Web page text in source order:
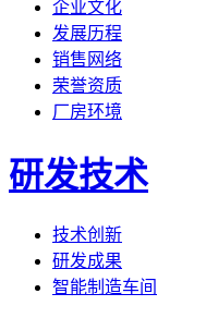
企业文化
发展历程
销售网络
荣誉资质
厂房环境
研发技术
技术创新
研发成果
智能制造车间